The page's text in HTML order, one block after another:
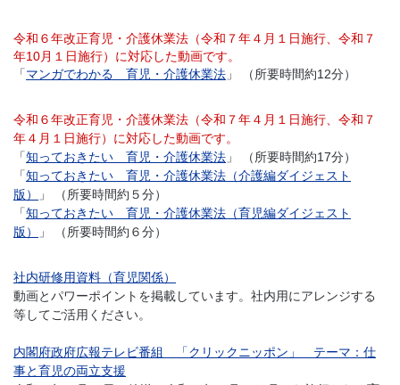
令和６年改正育児・介護休業法（令和７年４月１日施行、令和７
年10月１日施行）に対応した動画です。
「マンガでわかる 育児・介護休業法 」 （所要時間約12分）
令和６年改正育児・介護休業法（令和７年４月１日施行、令和７
年４月１日施行）に対応した動画です。
「知っておきたい 育児・介護休業法 」 （所要時間約17分）
「知っておきたい 育児・介護休業法（介護編ダイジェスト
版）
」 （所要時間約５分）
「知っておきたい 育児・介護休業法（育児編ダイジェスト
版）
」 （所要時間約６分）
社内研修用資料（育児関係）
動画とパワーポイントを掲載しています。社内用にアレンジする
等してご活用ください。
内閣府政府広報テレビ番組 「クリックニッポン」 テーマ：仕
事と育児の両立支援